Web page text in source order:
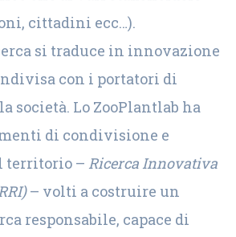
cittadini ecc…).
si traduce in innovazione
con i portatori di
società. Lo ZooPlantlab ha
di condivisione e
territorio – Ricerca Innovativa
– volti a costruire un
responsabile, capace di